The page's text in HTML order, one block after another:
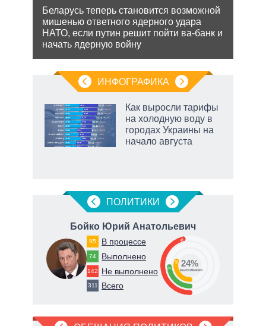
Беларусь теперь становится возможной
мишенью ответного ядерного удара
НАТО, если путин решит пойти ва-банк и
начать ядерную войну
ИНФОГРАФИКА
Как выросли тарифы
на холодную воду в
городах Украины на
начало августа
ПОЛИТИКИ
Бойко Юрий Анатольевич
95 В процессе
74 Выполнено
142 Не выполнено
311 Всего
46
24
30 24%
выполнено